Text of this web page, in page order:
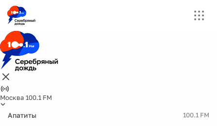
Москва 100.1 FM
Апатиты 100.1 FM